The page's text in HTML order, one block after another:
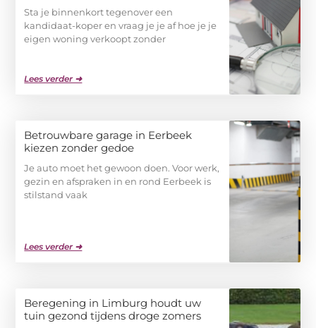
Sta je binnenkort tegenover een
kandidaat-koper en vraag je je af hoe je je
eigen woning verkoopt zonder
Lees verder ➜
Betrouwbare garage in Eerbeek
kiezen zonder gedoe
Je auto moet het gewoon doen. Voor werk,
gezin en afspraken in en rond Eerbeek is
stilstand vaak
Lees verder ➜
Beregening in Limburg houdt uw
tuin gezond tijdens droge zomers